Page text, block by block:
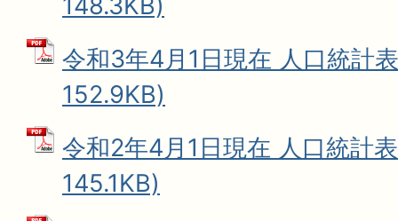
148.3KB)
令和3年4月1日現在 人口統計
152.9KB)
令和2年4月1日現在 人口統計
145.1KB)